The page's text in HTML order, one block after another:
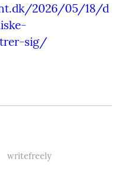
2026/05/18/d
sig/
writefreely